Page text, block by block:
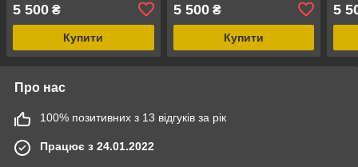
екошкіри Чорно-зелений
5 500 ₴
Купити
екошкіри Чорно-сірий,
графіт
5 500₴
Купити
5
Про нас
100% позитивних з 13 відгуків за рік
Працює з 24.01.2022